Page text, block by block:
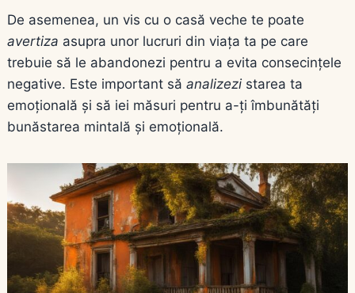
De asemenea, un vis cu o casă veche te poate
avertiza asupra unor lucruri din viața ta pe care
trebuie să le abandonezi pentru a evita consecințele
negative. Este important să analizezi starea ta
emoțională și să iei măsuri pentru a-ți îmbunătăți
bunăstarea mintală și emoțională.